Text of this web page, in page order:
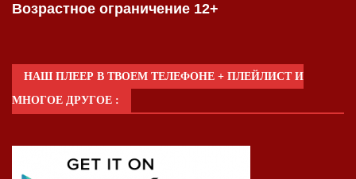
Возрастное ограничение 12+
НАШ ПЛЕЕР В ТВОЕМ ТЕЛЕФОНЕ + ПЛЕЙЛИСТ И
МНОГОЕ ДРУГОЕ :